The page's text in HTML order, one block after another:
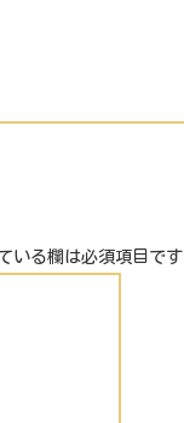
いる欄は必須項目です